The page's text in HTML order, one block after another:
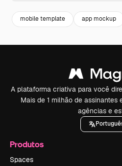
mobile template app mockup
A plataforma criativa para você
Mais de 1 milhão de assinantes
agências e
Produtos
Spaces